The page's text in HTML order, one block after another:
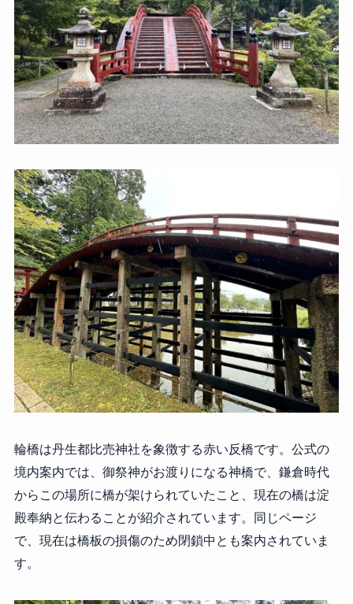
輪橋は丹生都比売神社を象徴する赤い反橋です。公式の
境内案内では、御祭神がお渡りになる神橋で、鎌倉時代
からこの場所に橋が架けられていたこと、現在の橋は淀
殿奉納と伝わることが紹介されています。同じページ
で、現在は橋板の損傷のため閉鎖中とも案内されていま
す。